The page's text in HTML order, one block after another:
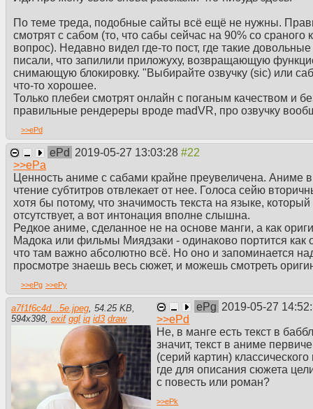
По теме треда, подобные сайты всё ещё не нужны.
смотрят с сабом (то, что сабы сейчас на 90% со сраного
вопрос). Недавно видел где-то пост, где такие
писали, что запилили приложуху, возвращающую
снимающую блокировку. "Выбирайте озвучку (sic) или
что-то хорошее.
Только плебеи смотрят онлайн с поганым качеством и
правильные рендереры вроде madVR, про озвучку
>>ePd
ePd 2019-05-27 13:03:28
>>ePa
Ценность аниме с сабами крайне преувеличена. Аниме
чтение субтитров отвлекает от нее. Голоса сейю
хотя бы потому, что значимость текста на языке,
отсутствует, а вот интонация вполне слышна.
Редкое аниме, сделанное не на основе манги, а как
Мадока или фильмы Миядзаки - одинаково портится как
что там важно абсолютно всё. Но оно и запоминается
просмотре знаешь весь сюжет, и можешь смотреть
>>ePg >>ePy
a7f1f6c4d...5e.jpeg, 54.25 KB,
594x398, exif ggl iq id3 draw
ePg 2019-05-27
>>ePd
Не, в манге есть текст в
значит, текст в аниме
(серий картин)
где для описания сюжета
с повесть или роман?
>>ePk